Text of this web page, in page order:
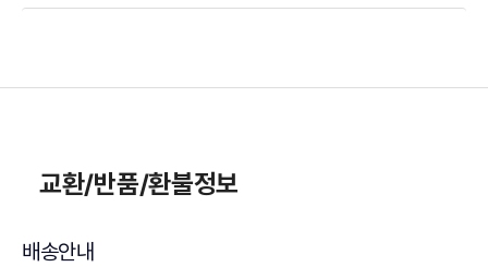
교환/반품/환불정보
배송안내